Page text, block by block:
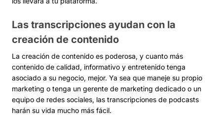
Las transcripciones ayudan con la
creación de contenido
La creación de contenido es poderosa, y cuanto más
contenido de calidad, informativo y entretenido tenga
asociado a su negocio, mejor. Ya sea que maneje su propio
marketing o tenga un gerente de marketing dedicado o un
equipo de redes sociales, las transcripciones de podcasts
harán su vida mucho más fácil.